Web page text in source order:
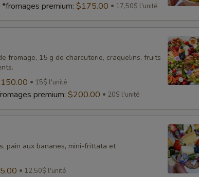
premium: $175.00 17,50$ l'unité
fromage, 15 g de charcuterie, craquelins, fruits
15$ l'unité
premium: $200.00 20$ l'unité
pain aux bananes, mini-frittata et
12,50$ l'unité